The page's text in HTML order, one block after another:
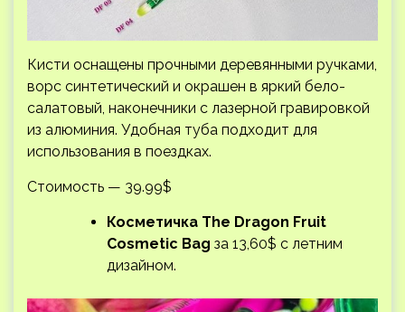
Кисти оснащены прочными деревянными ручками,
ворс синтетический и окрашен в яркий бело-
салатовый, наконечники с лазерной гравировкой
из алюминия. Удобная туба подходит для
использования в поездках.
Стоимость — 39.99$
Косметичка The Dragon Fruit
Cosmetic Bag за 13,60$ с летним
дизайном.